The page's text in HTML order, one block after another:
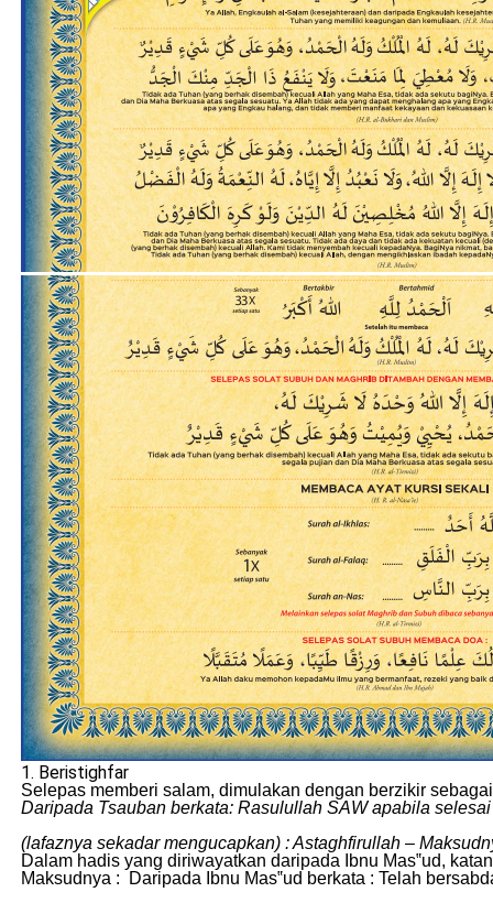
1. Beristighfar
Selepas memberi salam, dimulakan dengan berzikir
Daripada Tsauban berkata: Rasulullah SAW apabila
(lafaznya sekadar mengucapkan) : Astaghfirullah –
Dalam hadis yang diriwayatkan daripada Ibnu Mas‟ud,
Maksudnya : Daripada Ibnu Mas‟ud berkata : Telah